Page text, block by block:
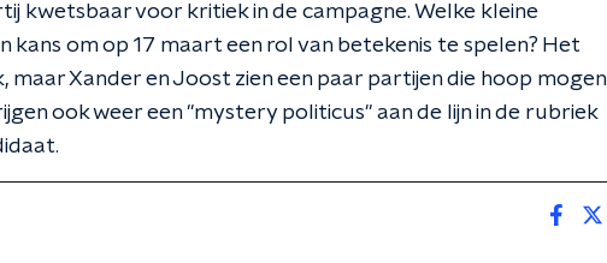
kwetsbaar voor kritiek in de campagne. Welke kleine
kans om op 17 maart een rol van betekenis te spelen? Het
maar Xander en Joost zien een paar partijen die hoop mogen
ook weer een "mystery politicus" aan de lijn in de rubriek